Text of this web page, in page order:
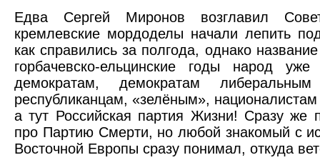
Едва Сергей Миронов возглавил
кремлевские мордоделы начали лепить
как справились за полгода, однако
горбачевско-ельцинские годы народ
демократам, демократам
республиканцам, «зелёным»,
а тут Российская партия Жизни! Сразу же
про Партию Смерти, но любой знакомый с
Восточной Европы сразу понимал, откуда